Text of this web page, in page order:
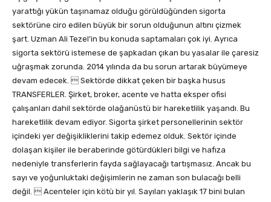
yarattığı yükün taşınamaz olduğu görüldüğünden sigorta
sektörüne ciro edilen büyük bir sorun olduğunun altını çizmek
şart. Uzman Ali Tezel’in bu konuda saptamaları çok iyi. Ayrıca
sigorta sektörü istemese de şapkadan çıkan bu yasalar ile çaresiz
uğraşmak zorunda. 2014 yılında da bu sorun artarak büyümeye
devam edecek.  Sektörde dikkat çeken bir başka husus
TRANSFERLER. Şirket, broker, acente ve hatta eksper ofisi
çalışanları dahil sektörde olağanüstü bir hareketlilik yaşandı. Bu
hareketlilik devam ediyor. Sigorta şirket personellerinin sektör
içindeki yer değişikliklerini takip edemez olduk. Sektör içinde
dolaşan kişiler ile beraberinde götürdükleri bilgi ve hafıza
nedeniyle transferlerin fayda sağlayacağı tartışmasız. Ancak bu
sayı ve yoğunluktaki değişimlerin ne zaman son bulacağı belli
değil.  Acenteler için kötü bir yıl. Sayıları yaklaşık 17 bini bulan